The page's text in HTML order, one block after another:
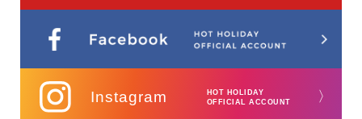
Instagram
HOT HOLIDAY
OFFICIAL ACCOUNT
〉